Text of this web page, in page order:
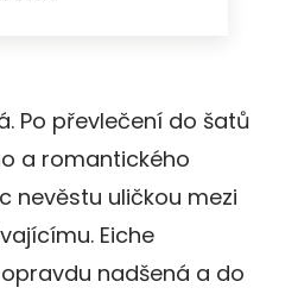
Po převlečení do šatů
a romantického
nevěstu uličkou mezi
Eiche
nadšená a do